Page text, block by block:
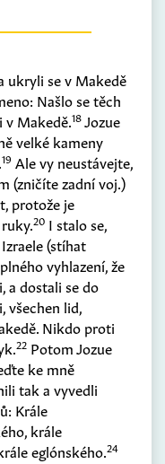
ukryli se v Makedě
Našlo se těch
v Makedě.18Jozue
velké kameny
19 Ale vy neustávejte,
(zničíte zadní voj.)
protože je
20 I stalo se,
(stíhat
vyhlazení, že
a dostali se do
všechen lid,
Nikdo proti
22 Potom Jozue
ke mně
tak a vyvedli
Krále
krále
eglónského.24